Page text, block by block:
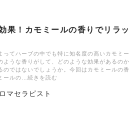
果！カモミールの香りでリラッ
ってハーブの中でも特に知名度の高いカモミー
ような香りがして、どのような効果があるのか
のではないでしょうか。今回はカモミールの香
ールの…続きを読む
マセラピスト